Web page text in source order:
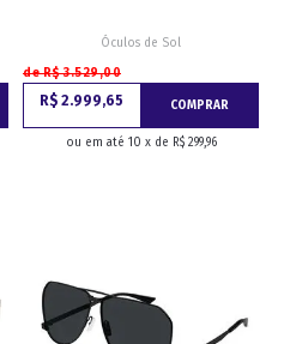
Óculos de Sol
de R$ 3.529,00
R$ 2.999,65 COMPRAR
ou em até 10 x de R$ 299,96